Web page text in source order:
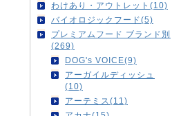
わけあり・アウトレット(10)
バイオロジックフード(5)
プレミアムフード ブランド別
(269)
DOG's VOICE(9)
アーガイルディッシュ
(10)
アーテミス(11)